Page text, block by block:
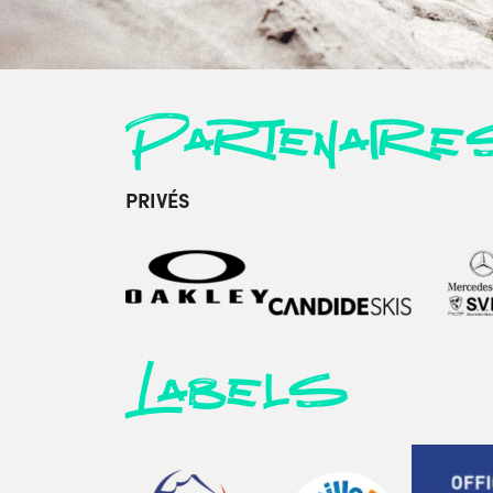
PRIVÉS
Labels